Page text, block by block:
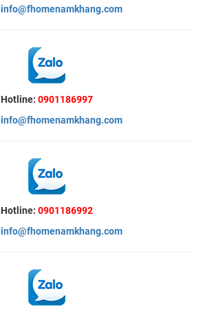
info@fhomenamkhang.com
Hotline: 0901186997
info@fhomenamkhang.com
Hotline: 0901186992
info@fhomenamkhang.com